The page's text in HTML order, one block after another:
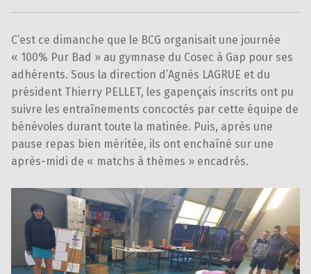
C’est ce dimanche que le BCG organisait une journée
« 100% Pur Bad » au gymnase du Cosec à Gap pour ses
adhérents. Sous la direction d’Agnès LAGRUE et du
président Thierry PELLET, les gapençais inscrits ont pu
suivre les entraînements concoctés par cette équipe de
bénévoles durant toute la matinée. Puis, après une
pause repas bien méritée, ils ont enchaîné sur une
après-midi de « matchs à thèmes » encadrés.